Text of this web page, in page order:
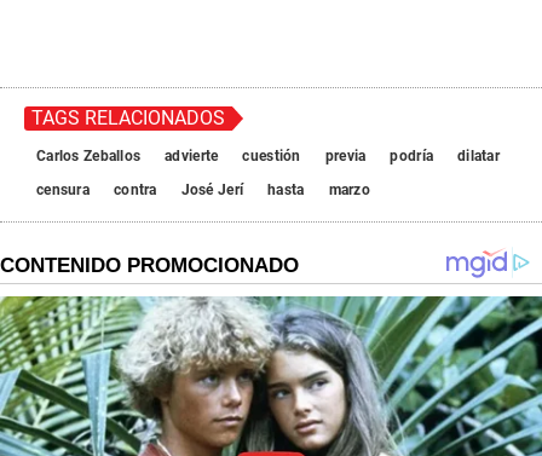
TAGS RELACIONADOS
Carlos Zeballos advierte cuestión previa podría
dilatar
censura
contra José Jerí hasta marzo